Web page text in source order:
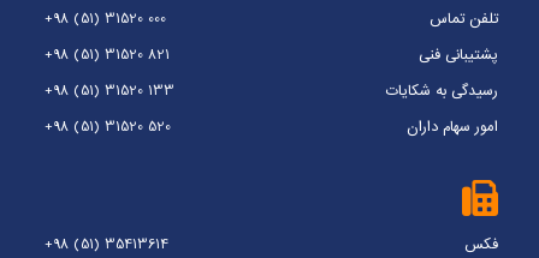
تلفن تماس
+98 (51) 31520 000
پشتیبانی فنی
+98 (51) 31520 821
رسیدگی به شکایات
+98 (51) 31520 133
امور سهام داران
+98 (51) 31520 520
فکس +98 (51) 35413614